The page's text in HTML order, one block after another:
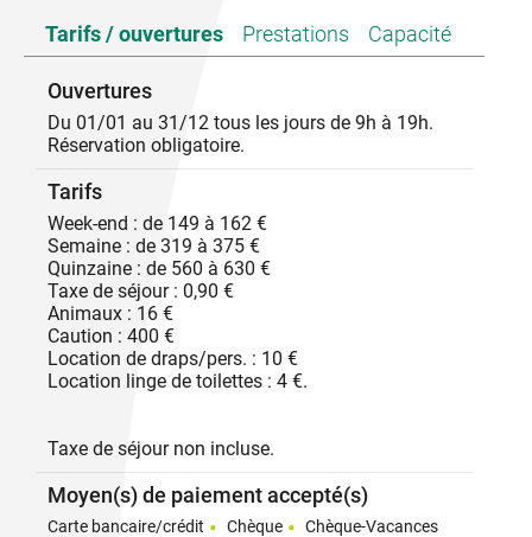
lavabo ; WC séparé ; cuisinette toute équipée.
Tarifs / ouvertures Prestations Capacité
Ouvertures
Du 01/01 au 31/12 tous les jours de 9h à 19h.
Réservation obligatoire.
Tarifs
Week-end : de 149 à 162 €
Semaine : de 319 à 375 €
Quinzaine : de 560 à 630 €
Taxe de séjour : 0,90 €
Animaux : 16 €
Caution : 400 €
Location de draps/pers. : 10 €
Location linge de toilettes : 4 €.
Taxe de séjour non incluse.
Moyen(s) de paiement accepté(s)
Carte bancaire/crédit Chèque
Chèque-Vacances